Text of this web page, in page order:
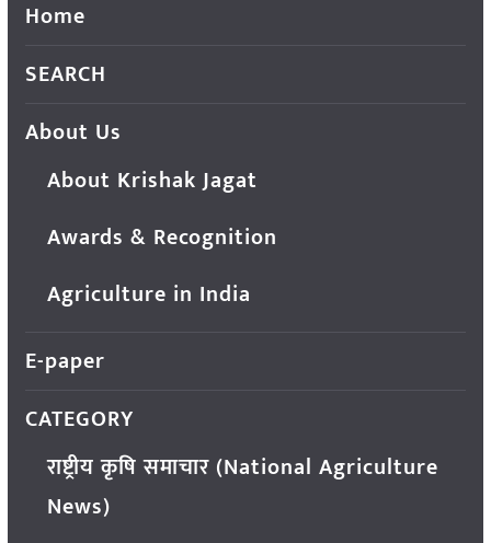
Home
SEARCH
About Us
About Krishak Jagat
Awards & Recognition
Agriculture in India
E-paper
CATEGORY
राष्ट्रीय कृषि समाचार (National Agriculture
News)